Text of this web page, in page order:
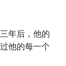
年后，他的
他的每一个